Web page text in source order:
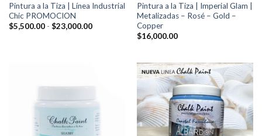
Pintura a la Tiza | Línea Industrial
Chic PROMOCION
$5,500.00 - $23,000.00Rango
Pintura a la Tiza | Imperial Glam |
Metalizadas – Rosé – Gold –
Copper
$16,000.00